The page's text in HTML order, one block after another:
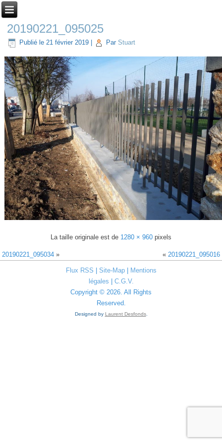
20190221_095025
Publié le 21 février 2019 Par Stuart
La taille originale est de 1280 × 960 pixels
20190221_095034 » « 20190221_095016
Flux RSS Site-Map|
Mentions
légales
C.G.V.
Copyright © 2026. All Rights
Reserved.
Designed by Laurent Desfonds.